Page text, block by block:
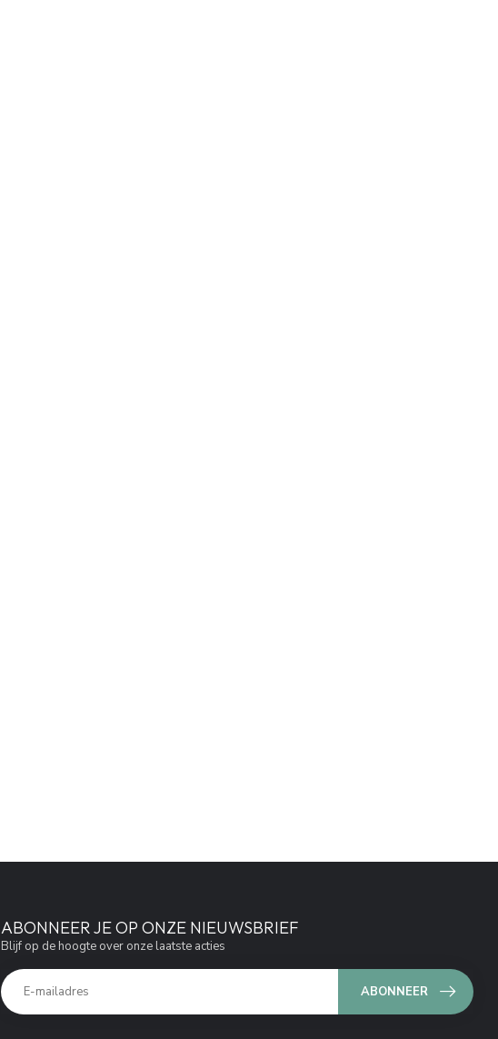
ABONNEER JE OP ONZE NIEUWSBRIEF
Blijf op de hoogte over onze laatste acties
ABONNEER